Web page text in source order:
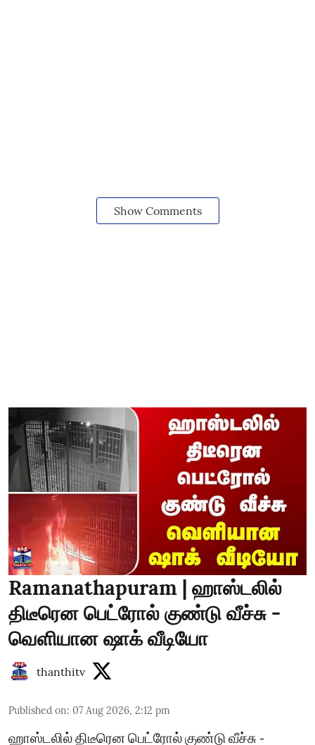
Show Comments
Ramanathapuram | ஹாஸ்டலில்
திடீரென பெட்ரோல் குண்டு வீச்சு -
வெளியான ஷாக் வீடியோ
thanthitv
Published on: 07 Aug 2026, 2:12 pm
ஹாஸ்டலில் திடீரென பெட்ரோல் குண்டு வீச்சு -